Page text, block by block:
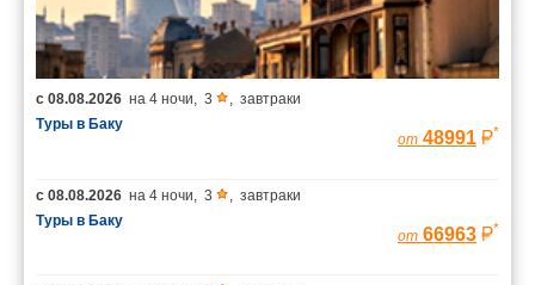
с 08.08.2026 на 4 ночи 3
завтраки
Туры в Баку
от 48991 *
с 08.08.2026 на 4 ночи 3
завтраки
Туры в Баку
от 66963 *